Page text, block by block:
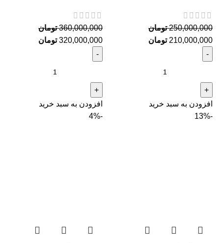
250,000,000 تومان
210,000,000 تومان
افزودن به سبد خرید
360,000,000 تومان
320,000,000 تومان
افزودن به سبد خرید
-13%
-4%